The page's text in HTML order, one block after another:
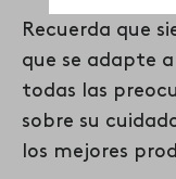
Recuerda que
que se adapte
todas las
sobre su
los mejores